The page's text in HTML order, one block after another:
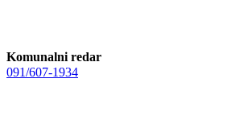
Komunalni redar
091/607-1934